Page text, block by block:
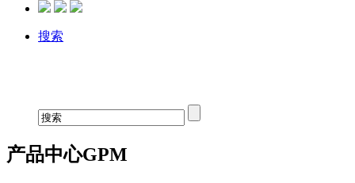
搜索
产品中心GPM